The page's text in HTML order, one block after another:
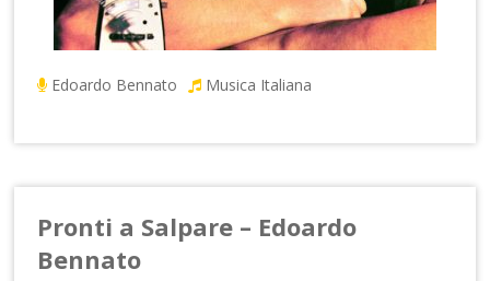
Edoardo Bennato Musica Italiana
Pronti a Salpare – Edoardo
Bennato